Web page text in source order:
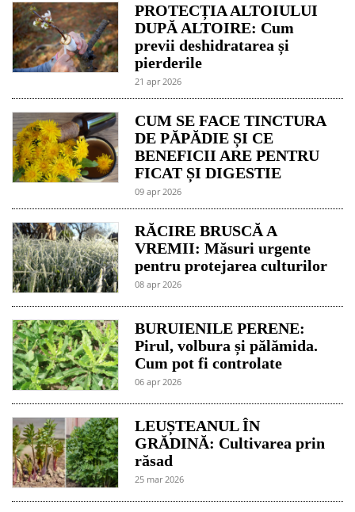
PROTECȚIA ALTOIULUI
DUPĂ ALTOIRE: Cum
previi deshidratarea și
pierderile
21 apr 2026
CUM SE FACE TINCTURA
DE PĂPĂDIE ȘI CE
BENEFICII ARE PENTRU
FICAT ȘI DIGESTIE
09 apr 2026
RĂCIRE BRUSCĂ A
VREMII: Măsuri urgente
pentru protejarea culturilor
08 apr 2026
BURUIENILE PERENE:
Pirul, volbura și pălămida.
Cum pot fi controlate
06 apr 2026
LEUȘTEANUL ÎN
GRĂDINĂ: Cultivarea prin
răsad
25 mar 2026